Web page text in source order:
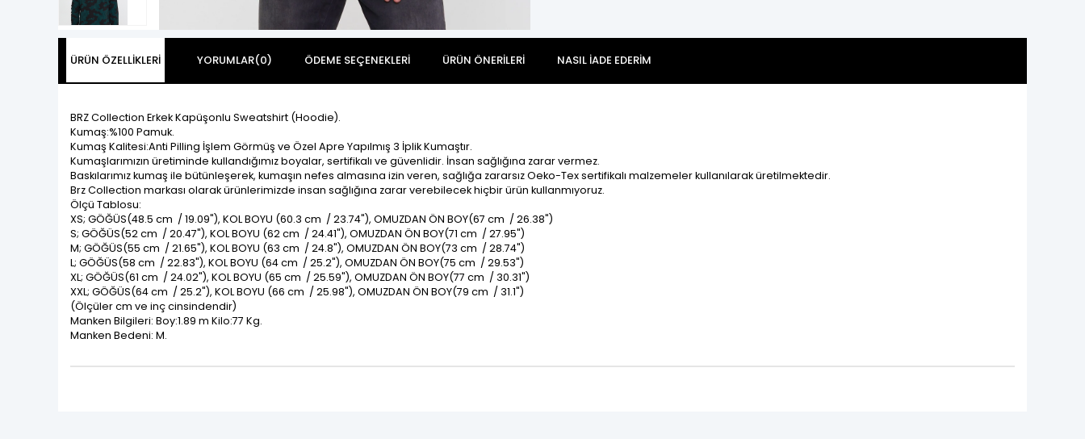
ÜRÜN ÖZELLIKLERI YORUMLAR(0) ÖDEME SEÇENEKLERI ÜRÜN ÖNERILERI NASIL İADE EDERIM
BRZ Collection Erkek Kapüşonlu Sweatshirt (Hoodie).
Kumaş:%100 Pamuk.
Kumaş Kalitesi:Anti Pilling İşlem Görmüş ve Özel Apre Yapılmış 3 İplik Kumaştır.
Kumaşlarımızın üretiminde kullandığımız boyalar, sertifikalı ve güvenlidir. İnsan sağlığına zarar vermez.
Baskılarımız kumaş ile bütünleşerek, kumaşın nefes almasına izin veren, sağlığa zararsız Oeko-Tex sertifikalı malzemeler kullanılarak üretilmektedir.
Brz Collection markası olarak ürünlerimizde insan sağlığına zarar verebilecek hiçbir ürün kullanmıyoruz.
Ölçü Tablosu:
XS; GÖĞÜS(48.5 cm / 19.09"), KOL BOYU (60.3 cm / 23.74"), OMUZDAN ÖN BOY(67 cm / 26.38")
S; GÖĞÜS(52 cm / 20.47"), KOL BOYU (62 cm / 24.41"), OMUZDAN ÖN BOY(71 cm / 27.95")
M; GÖĞÜS(55 cm / 21.65"), KOL BOYU (63 cm / 24.8"), OMUZDAN ÖN BOY(73 cm / 28.74")
L; GÖĞÜS(58 cm / 22.83"), KOL BOYU (64 cm / 25.2"), OMUZDAN ÖN BOY(75 cm / 29.53")
XL; GÖĞÜS(61 cm / 24.02"), KOL BOYU (65 cm / 25.59"), OMUZDAN ÖN BOY(77 cm / 30.31")
XXL; GÖĞÜS(64 cm / 25.2"), KOL BOYU (66 cm / 25.98"), OMUZDAN ÖN BOY(79 cm / 31.1")
(Ölçüler cm ve inç cinsindendir)
Manken Bilgileri: Boy:1.89 m Kilo:77 Kg.
Manken Bedeni: M.